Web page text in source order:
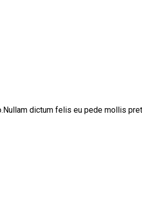
dictum felis eu pede mollis